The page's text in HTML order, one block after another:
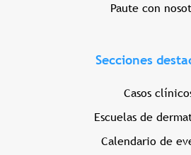
Paute con
Secciones
Casos
Escuelas de
Calendario de